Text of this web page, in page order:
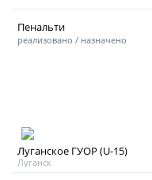
Статистика
Пенальти
реализовано / назначено
Луганское ГУОР (U-15)
Луганск